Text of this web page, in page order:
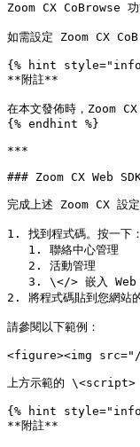
Zoom CX CoBrowse 功
如需設定 Zoom CX
{% hint
**附註**
在本文發佈時，Zoom
{% endhint %}
***
### Zoom CX Web
完成上述 Zoom CX 設
1. 找到程式碼。按一下：
2. 將程式碼貼到您網站
請參閱以下範例：
<figure><img
上方示範的 \<script>
{% hint
**附註**